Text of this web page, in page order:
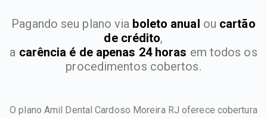
Pagando seu plano via boleto anual ou cartão
de crédito,
a carência é de apenas 24 horas em todos os
procedimentos cobertos.
O plano Amil Dental Cardoso Moreira RJ oferece cobertura